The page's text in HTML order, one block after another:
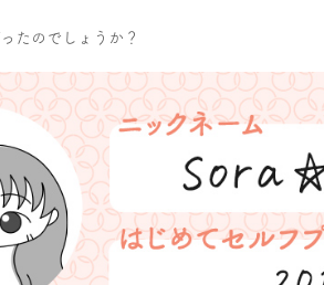
たのでしょうか？